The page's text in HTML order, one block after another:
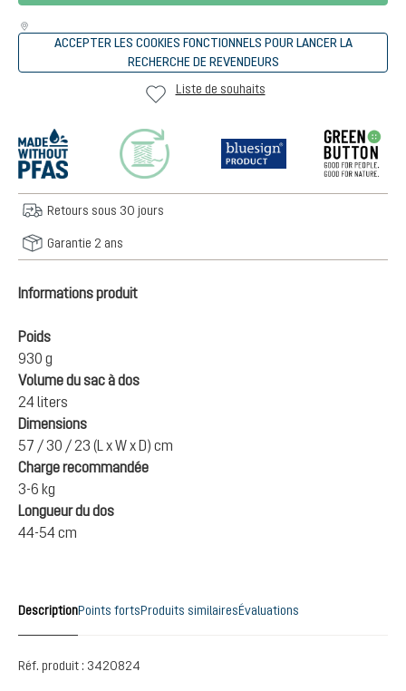
ACCEPTER LES COOKIES FONCTIONNELS POUR LANCER LA
RECHERCHE DE REVENDEURS
Liste de souhaits
Retours sous 30 jours
Garantie 2 ans
Informations produit
Poids
930 g
Volume du sac à dos
24 liters
Dimensions
57 / 30 / 23 (L x W x D) cm
Charge recommandée
3-6 kg
Longueur du dos
44-54 cm
DescriptionPoints fortsProduits similairesÉvaluations
Réf. produit : 3420824